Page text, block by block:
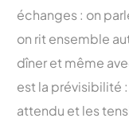
échanges : on
on rit ensemble
dîner et même
est la prévisibilité
attendu et les